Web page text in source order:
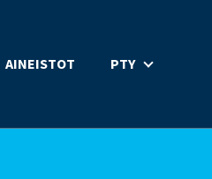
AINEISTOT PTY